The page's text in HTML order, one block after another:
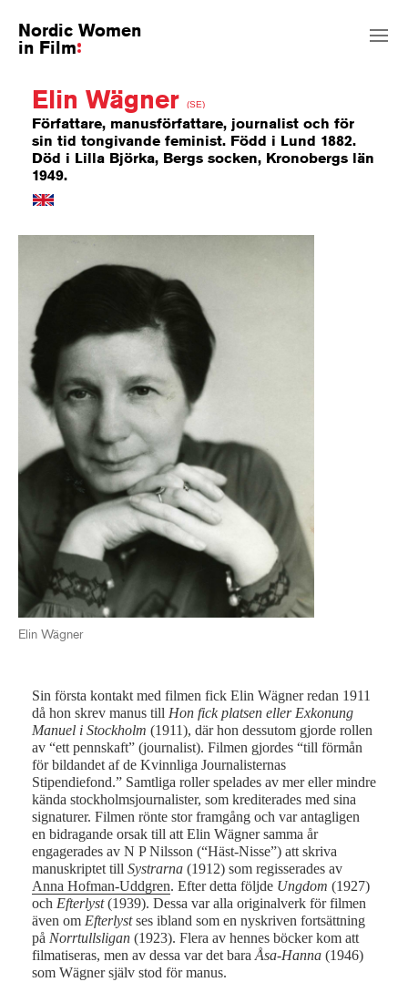
Nordic Women
in Film
Elin Wägner (SE)
Författare, manusförfattare, journalist och för
sin tid tongivande feminist. Född i Lund 1882.
Död i Lilla Björka, Bergs socken, Kronobergs län
1949.
Elin Wägner
Sin första kontakt med filmen fick Elin Wägner redan 1911
då hon skrev manus till Hon fick platsen eller Exkonung
Manuel i Stockholm (1911), där hon dessutom gjorde rollen
av “ett pennskaft” (journalist). Filmen gjordes “till förmån
för bildandet af de Kvinnliga Journalisternas
Stipendiefond.” Samtliga roller spelades av mer eller mindre
kända stockholmsjournalister, som krediterades med sina
signaturer. Filmen rönte stor framgång och var antagligen
en bidragande orsak till att Elin Wägner samma år
engagerades av N P Nilsson (“Häst-Nisse”) att skriva
manuskriptet till Systrarna (1912) som regisserades av
Anna Hofman-Uddgren. Efter detta följde Ungdom (1927)
och Efterlyst(1939). Dessa var alla originalverk för filmen
även om Efterlystses ibland som en nyskriven fortsättning
på Norrtullsligan (1923). Flera av hennes böcker kom att
filmatiseras, men av dessa var det bara Åsa-Hanna (1946)
som Wägner själv stod för manus.